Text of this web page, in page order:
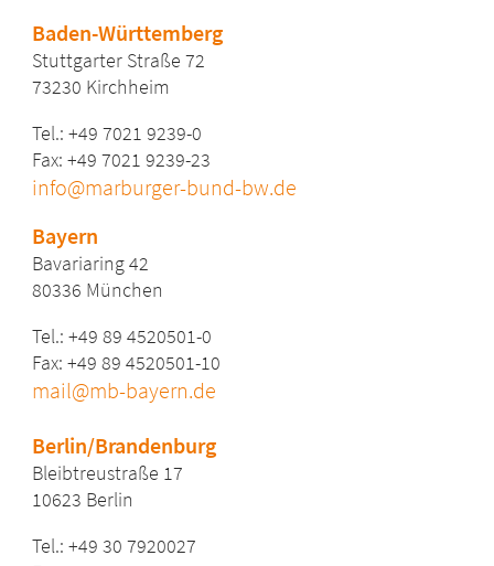
Baden-Württemberg
Stuttgarter Straße 72
73230 Kirchheim
Tel.: +49 7021 9239-0
Fax: +49 7021 9239-23
info@marburger-bund-bw.de
Bayern
Bavariaring 42
80336 München
Tel.: +49 89 4520501-0
Fax: +49 89 4520501-10
mail@mb-bayern.de
Berlin/Brandenburg
Bleibtreustraße 17
10623 Berlin
Tel.: +49 30 7920027